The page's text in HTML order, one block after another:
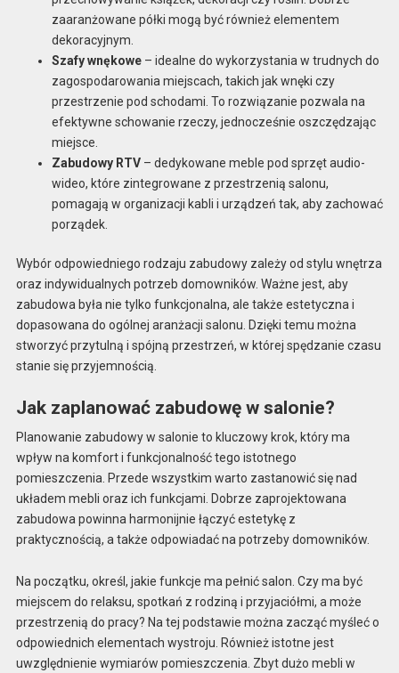
zaaranżowane półki mogą być również elementem
dekoracyjnym.
Szafy wnękowe– idealne do wykorzystania w trudnych do
zagospodarowania miejscach, takich jak wnęki czy
przestrzenie pod schodami. To rozwiązanie pozwala na
efektywne schowanie rzeczy, jednocześnie oszczędzając
miejsce.
Zabudowy RTV– dedykowane meble pod sprzęt audio-
wideo, które zintegrowane z przestrzenią salonu,
pomagają w organizacji kabli i urządzeń tak, aby zachować
porządek.
Wybór odpowiedniego rodzaju zabudowy zależy od stylu wnętrza
oraz indywidualnych potrzeb domowników. Ważne jest, aby
zabudowa była nie tylko funkcjonalna, ale także estetyczna i
dopasowana do ogólnej aranżacji salonu. Dzięki temu można
stworzyć przytulną i spójną przestrzeń, w której spędzanie czasu
stanie się przyjemnością.
Jak zaplanować zabudowę w salonie?
Planowanie zabudowy w salonie to kluczowy krok, który ma
wpływ na komfort i funkcjonalność tego istotnego
pomieszczenia. Przede wszystkim warto zastanowić się nad
układem mebli oraz ich funkcjami. Dobrze zaprojektowana
zabudowa powinna harmonijnie łączyć estetykę z
praktycznością, a także odpowiadać na potrzeby domowników.
Na początku, określ, jakie funkcje ma pełnić salon. Czy ma być
miejscem do relaksu, spotkań z rodziną i przyjaciółmi, a może
przestrzenią do pracy? Na tej podstawie można zacząć myśleć o
odpowiednich elementach wystroju. Również istotne jest
uwzględnienie wymiarów pomieszczenia. Zbyt dużo mebli w